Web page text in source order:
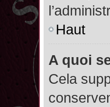
Haut
A quoi
Cela